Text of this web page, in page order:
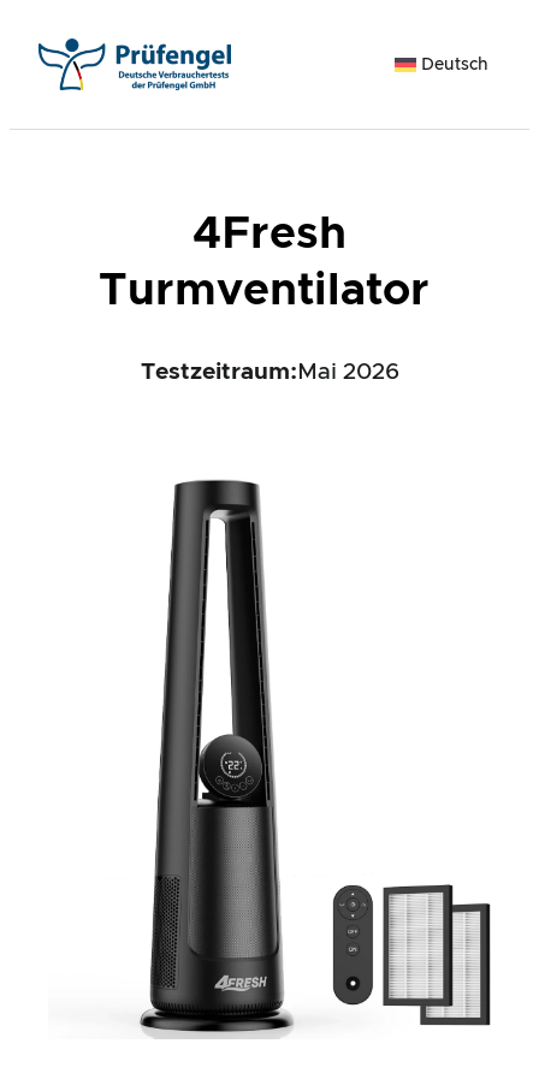
Inhalt
springen
Deutsch
4Fresh
Turmventilator
Testzeitraum: Mai 2026